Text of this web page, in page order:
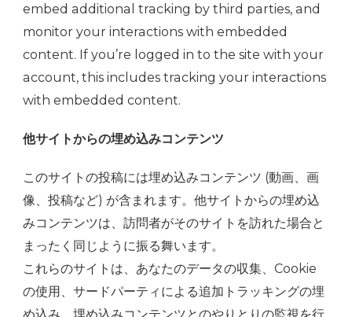
embed additional tracking by third parties, and
monitor your interactions with embedded
content. If you’re logged in to the site with your
account, this includes tracking your interactions
with embedded content.
他サイトからの埋め込みコンテンツ
このサイトの投稿には埋め込みコンテンツ (動画、画
像、投稿など) が含まれます。他サイトからの埋め込
みコンテンツは、訪問者がそのサイトを訪れた場合と
まったく同じように振る舞います。
これらのサイトは、あなたのデータの収集、Cookie
の使用、サードパーティによる追加トラッキングの埋